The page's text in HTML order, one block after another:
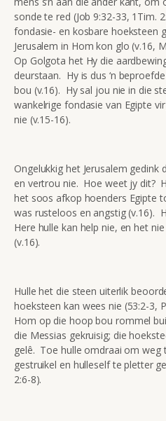
sonde te red (Job 9:32-33, 1Tim.
fondasie- en kosbare hoeksteen
Jerusalem in Hom kon glo (v.16,
Op Golgota het Hy die
deurstaan. Hy is dus ‘n
bou (v.16). Hy sal jou nie in die
wankelrige fondasie van Egipte
nie (v.15-16).
Ongelukkig het Jerusalem
en vertrou nie. Hoe weet jy dit?
het soos afkop hoenders Egipte
was rusteloos en angstig (v.16).
Here hulle kan help nie, en het
(v.16).
Hulle het die steen uiterlik
hoeksteen kan wees nie (53:2-3,
Hom op die hoop bou rommel
die Messias gekruisig; die
gelê. Toe hulle omdraai om
gestruikel en hulleself te pletter
2:6-8).